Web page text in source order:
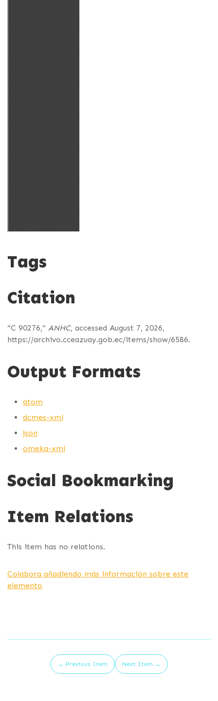
Tags
Citation
“C 90276,” ANHC, accessed August 7, 2026,
https://archivo.cceazuay.gob.ec/items/show/6586.
Output Formats
atom
dcmes-xml
json
omeka-xml
Social Bookmarking
Item Relations
This item has no relations.
Colabora añadiendo más información sobre este
elemento
← Previous Item Next Item →